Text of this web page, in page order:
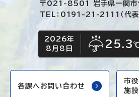
〒021-8501 岩手県一関市
TEL：0191-21-2111（代表
今日の日付
2026年
8月8日
今日の天気
雨
25.3
各課へお問い合わせ
市役
施